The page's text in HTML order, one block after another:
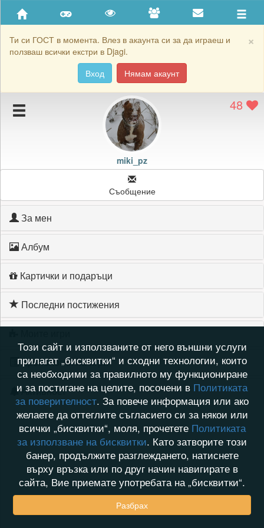
×
Ти си ГОСТ в момента. Влез в акаунта си за да играеш и
ползваш всички екстри в Djagi.
Вход
Нямам акаунт
Приятели
Хронология на игри
Подаръците на miki_pz
Картичките на miki_pz
48
miki_pz
Съобщение
За мен
Албум
Картички и подаръци
Последни постижения
Хронология на игри
Активност
Този сайт и използваните от него външни услуги
прилагат „бисквитки“ и сходни технологии, които
са необходими за правилното му функциониране
и за постигане на целите, посочени в Политиката
за поверителност. За повече информация или ако
желаете да оттеглите съгласието си за някои или
всички „бисквитки“, моля, прочетете Политиката
за използване на бисквитки. Като затворите този
банер, продължите разглеждането, натиснете
върху връзка или по друг начин навигирате в
сайта, Вие приемате употребата на „бисквитки“.
Разбрах